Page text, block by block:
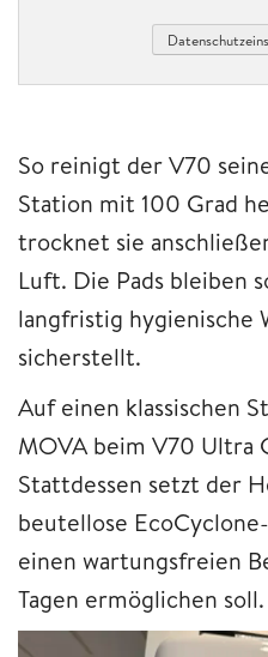
So reinigt der V70
Station mit 100 Grad
trocknet sie
Luft. Die Pads bleiben
langfristig hygienische
sicherstellt.
Auf einen klassischen
MOVA beim V70 Ultra
Stattdessen setzt der
beutellose
einen wartungsfreien
Tagen ermöglichen soll.